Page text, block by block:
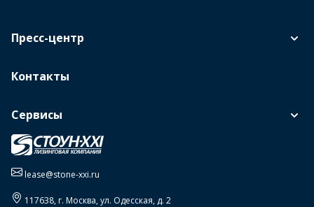
Пресс-центр
Контакты
Сервисы
lease@stone-xxi.ru
117638, г. Москва,ул. Одесская, д. 2